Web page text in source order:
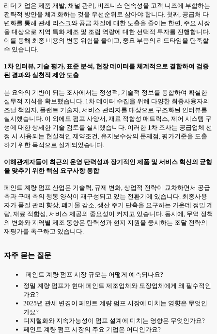
리더 기업은 제품 개발, 채널 관리, 비즈니스 연속성을 고객 니즈에 부합하는
전략적 방안을 체계화하는 것을 우선순위로 삼아야 합니다. 첫째, 공급처 다
변화를 통해 관세 리스크와 공급 차질에 대한 노출을 줄이는 한편, 주요 시장
을 대상으로 지역 특화 제조 및 조립 역량에 대한 선택적 투자를 진행합니다.
이를 통해 최종 비용의 변동 위험을 줄이고, 중요 부품의 리드타임을 단축할
수 있습니다.
1차 인터뷰, 기술 평가, 표준 분석, 현장 데이터를 체계적으로 결합하여 검증
된 결과와 실천적 제안 도출
본 요약의 기반이 되는 조사에서는 정성적, 기술적 정보를 통합하여 확실한
실무적 지식을 확보했습니다. 1차 데이터 수집을 위해 다양한 최종사용자의
조달 책임자, 플랜트 기술자, 서비스 관리자를 대상으로 구조화된 인터뷰를
실시했습니다. 이 외에도 펌프 사양서, 재료 적합성 매트릭스, 제어 시스템 구
성에 대한 상세한 기술 검토를 실시했습니다. 이러한 1차 조사는 공급업체 선
정 시 사용되는 현실적인 제약조건, 유지보수상의 문제점, 평가기준을 도출
하기 위한 목적으로 설계되었습니다.
이해관계자들이 최근의 운영 탄력성과 장기적인 제품 및 서비스 혁신의 균형
을 맞추기 위한 핵심 요구사항 통합
페인트 계량 펌프 산업은 기술력, 규제 변화, 상업적 전략이 교차하면서 공급
측과 구매 측의 행동 양식이 재구성되고 있는 전환기에 있습니다. 최종사용
자가 품질 관리 향상, 폐기물 감소, 생산 주기 단축을 요구하는 가운데 정밀 계
량, 재료 적합성, 서비스 제공의 중요성이 커지고 있습니다. 동시에, 무역 정책
의 변화와 지역별 제조 동향은 탄력성과 현지 지원을 중시하는 조달 전략의
재평가를 촉구하고 있습니다.
자주 묻는 질문
페인트 계량 펌프 시장 규모는 어떻게 예측되나요?
정밀 계량 펌프가 현대 페인트 제조업체와 도장업체에게 왜 필수적인
가요?
2025년 관세 변경이 페인트 계량 펌프 시장에 미치는 영향은 무엇인
가요?
디지털화와 지속가능성이 펌프 설계에 미치는 영향은 무엇인가요?
페인트 계량 펌프 시장의 주요 기업은 어디인가요?